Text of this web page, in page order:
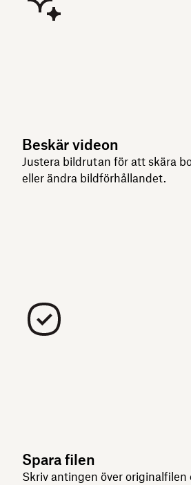
Beskär videon
Justera bildrutan för att skära
eller ändra bildförhållandet.
Spara filen
Skriv antingen över originalfilen